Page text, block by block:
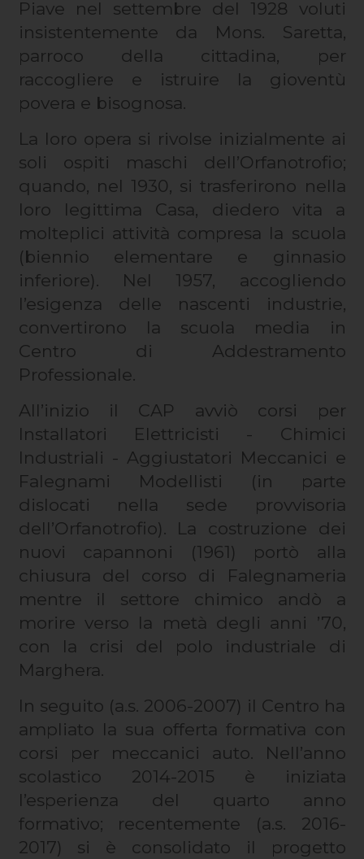
Piave nel settembre del 1928 voluti
insistentemente da Mons. Saretta,
parroco della cittadina, per
raccogliere e istruire la gioventù
povera e bisognosa.
La loro opera si rivolse inizialmente ai
soli ospiti maschi dell’Orfanotrofio;
quando, nel 1930, si trasferirono nella
loro legittima Casa, diedero vita a
molteplici attività compresa la scuola
(biennio elementare e ginnasio
inferiore). Nel 1957, accogliendo
l’esigenza delle nascenti industrie,
convertirono la scuola media in
Centro di Addestramento
Professionale.
All’inizio il CAP avviò corsi per
Installatori Elettricisti - Chimici
Industriali - Aggiustatori Meccanici e
Falegnami Modellisti (in parte
dislocati nella sede provvisoria
dell’Orfanotrofio). La costruzione dei
nuovi capannoni (1961) portò alla
chiusura del corso di Falegnameria
mentre il settore chimico andò a
morire verso la metà degli anni ’70,
con la crisi del polo industriale di
Marghera.
In seguito (a.s. 2006-2007) il Centro ha
ampliato la sua offerta formativa con
corsi per meccanici auto. Nell’anno
scolastico 2014-2015 è iniziata
l’esperienza del quarto anno
formativo; recentemente (a.s. 2016-
2017) si è consolidato il progetto